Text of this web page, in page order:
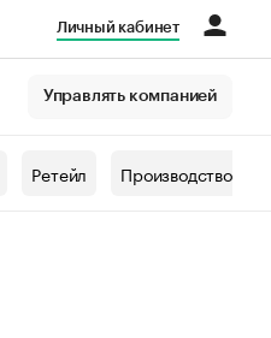
Личный кабинет
Управлять компанией
Ретейл Производство